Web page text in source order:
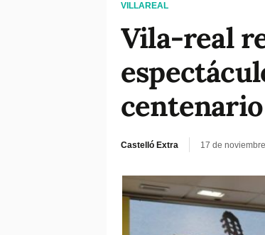
VILLAREAL
Vila-real
Castelló Extra 17 de